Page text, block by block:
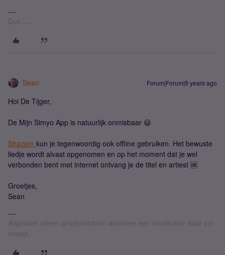
Dus.......
Sean Forum|Forum|9 years ago
Hoi De Tijger,
De Mijn Simyo App is natuurlijk onmisbaar 😃
Shazam kun je tegenwoordig ook offline gebruiken. Het bewuste
liedje wordt alvast opgenomen en op het moment dat je wel
verbonden bent met internet ontvang je de titel en artiest 🆒
Groetjes,
Sean
Alsjeblieft alleen privéberichten wanneer een moderator daar om
vraagt.